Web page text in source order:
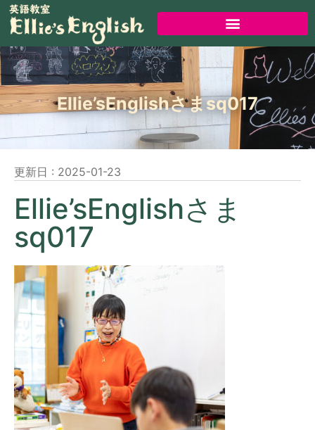
Ellie’sEnglishさまsq017
更新日 : 2025-01-23
Ellie’sEnglishさま
sq017